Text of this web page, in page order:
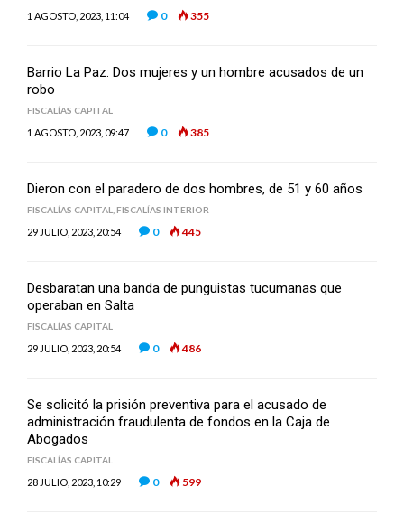
1 AGOSTO, 2023, 11:04 0 355
Barrio La Paz: Dos mujeres y un hombre acusados de un
robo
FISCALÍAS CAPITAL
1 AGOSTO, 2023, 09:47 0 385
Dieron con el paradero de dos hombres, de 51 y 60 años
FISCALÍAS CAPITAL FISCALÍAS INTERIOR
29 JULIO, 2023, 20:54 0 445
Desbaratan una banda de punguistas tucumanas que
operaban en Salta
FISCALÍAS CAPITAL
29 JULIO, 2023, 20:54 0 486
Se solicitó la prisión preventiva para el acusado de
administración fraudulenta de fondos en la Caja de
Abogados
FISCALÍAS CAPITAL
28 JULIO, 2023, 10:29 0 599